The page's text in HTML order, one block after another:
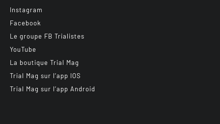
Instagram
Facebook
Le groupe FB Trialistes
YouTube
La boutique Trial Mag
Trial Mag sur l’app IOS
Trial Mag sur l’app Android